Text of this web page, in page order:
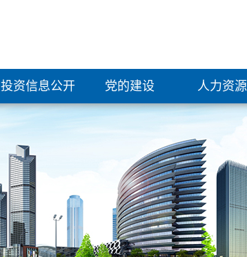
投资信息公开
公司资料
企业管治
董事会成员
党的建设
党建活动
群团工会
纪律检查
人力资源
社会招聘
校园招聘
公示